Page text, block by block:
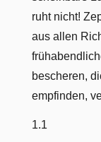
ruht nicht!
aus allen
bescheren,
empfinden,
1.1